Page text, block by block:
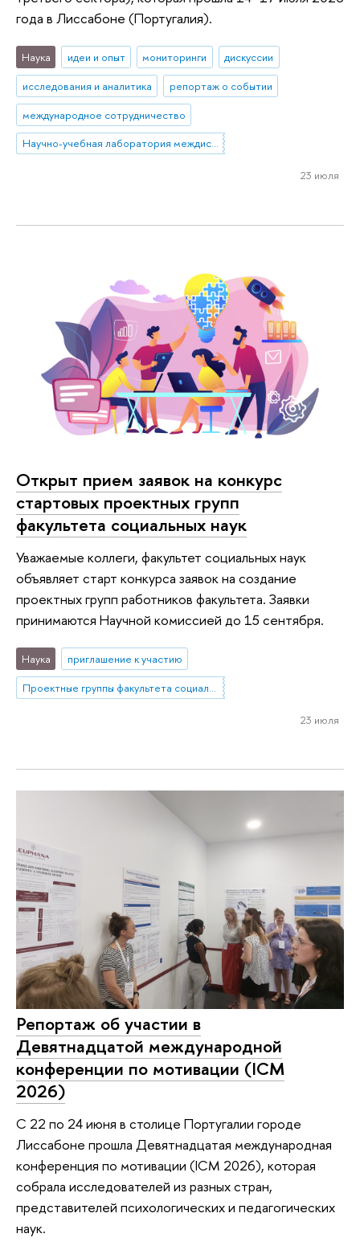
года в Лиссабоне (Португалия).
Наука идеи и опыт мониторинги
дискуссии
исследования и аналитика
репортаж о событии
международное сотрудничество
Научно-учебная лаборатория междисциплинарных исследований некоммерческого сектора
23 июля
Открыт прием заявок на конкурс
стартовых проектных групп
факультета социальных наук
Уважаемые коллеги, факультет социальных наук
объявляет старт конкурса заявок на создание
проектных групп работников факультета. Заявки
принимаются Научной комиссией до 15 сентября.
Наука
приглашение к участию
Проектные группы факультета социальных наук
23 июля
Репортаж об участии в
Девятнадцатой международной
конференции по мотивации (ICM
2026)
С 22 по 24 июня в столице Португалии городе
Лиссабоне прошла Девятнадцатая международная
конференция по мотивации (ICM 2026), которая
собрала исследователей из разных стран,
представителей психологических и педагогических
наук.